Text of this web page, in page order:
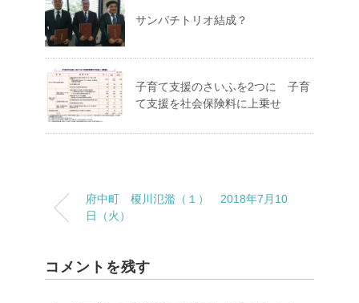
サンパチトリオ結成？
子育て支援のさいふを2つに 子育
て支援を社会保険料に上乗せ
府中町 榎川氾濫（１） 2018年7月10
日（火）
コメントを残す